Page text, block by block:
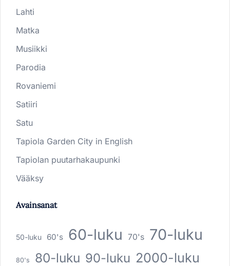
Lahti
Matka
Musiikki
Parodia
Rovaniemi
Satiiri
Satu
Tapiola Garden City in English
Tapiolan puutarhakaupunki
Vääksy
Avainsanat
50-luku 60's 60-luku 70's 70-luku
80's 80-luku 90-luku 2000-luku